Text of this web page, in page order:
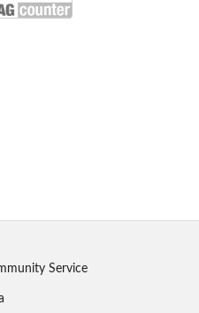
Service